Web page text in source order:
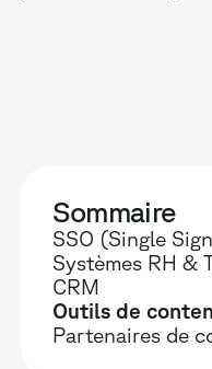
Sommaire
SSO (Single
Systèmes RH &
CRM
Outils de
Partenaires de